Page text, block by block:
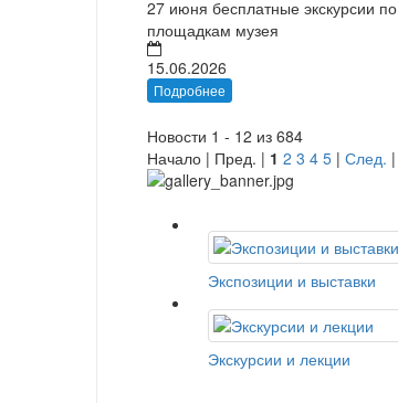
27 июня бесплатные экскурсии по
площадкам музея
15.06.2026
Подробнее
Новости 1 - 12 из 684
Начало | Пред. | 1 2 3 4 5 | След. |
Экспозиции и выставки
Экскурсии и лекции